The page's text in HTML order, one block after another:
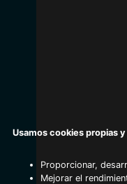
Usamos cookies propias
Proporcionar,
Mejorar el